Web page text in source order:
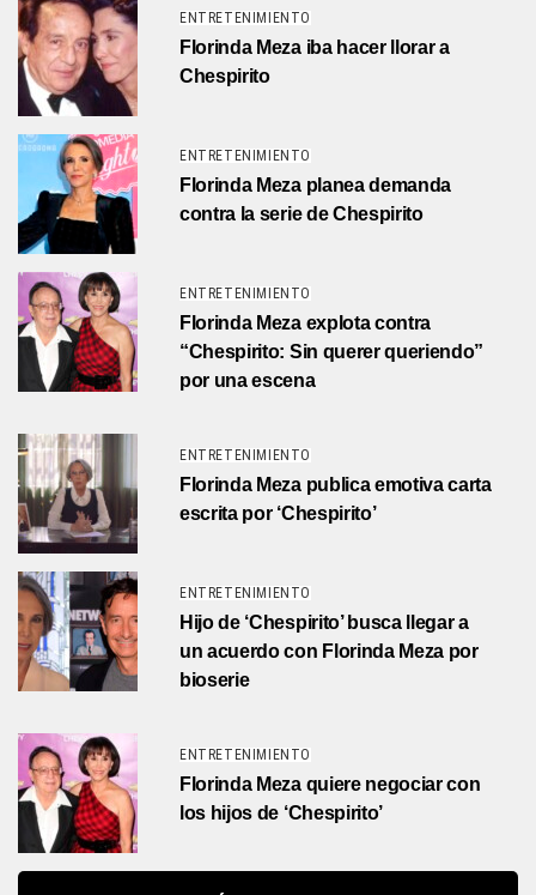
ENTRETENIMIENTO
Florinda Meza iba hacer llorar a
Chespirito
ENTRETENIMIENTO
Florinda Meza planea demanda
contra la serie de Chespirito
ENTRETENIMIENTO
Florinda Meza explota contra
“Chespirito: Sin querer queriendo”
por una escena
ENTRETENIMIENTO
Florinda Meza publica emotiva carta
escrita por ‘Chespirito’
ENTRETENIMIENTO
Hijo de ‘Chespirito’ busca llegar a
un acuerdo con Florinda Meza por
bioserie
ENTRETENIMIENTO
Florinda Meza quiere negociar con
los hijos de ‘Chespirito’